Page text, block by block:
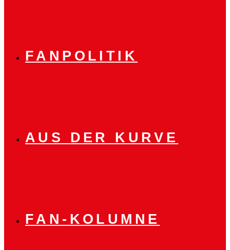
FANPOLITIK
AUS DER KURVE
FAN-KOLUMNE